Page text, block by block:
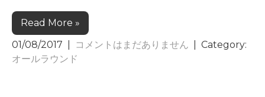
Read More »
01/08/2017
コメントはまだありません
| Category:
オールラウンド